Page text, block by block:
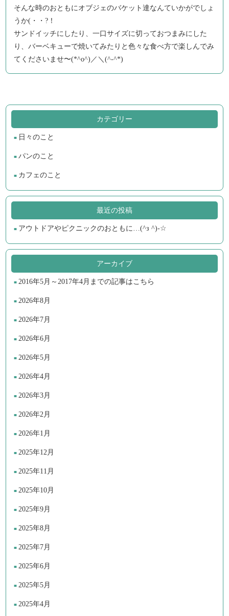
そんな時のおともにオブジェのバケット達なんていかがでしょ
うか(・・?！
サンドイッチにしたり、一口サイズに切っておつまみにした
り、バーベキューで焼いてみたりと色々な食べ方で楽しんでみ
てくださいませ〜(*^o^)／＼(^-^*)
カテゴリー
日々のこと
パンのこと
カフェのこと
最近の投稿
アウトドアやピクニックのおともに…(^з ^)-☆
アーカイブ
2016年5月～2017年4月までの記事はこちら
2026年8月
2026年7月
2026年6月
2026年5月
2026年4月
2026年3月
2026年2月
2026年1月
2025年12月
2025年11月
2025年10月
2025年9月
2025年8月
2025年7月
2025年6月
2025年5月
2025年4月